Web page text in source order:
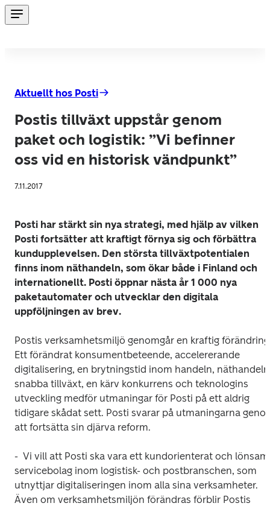
Aktuellt hos Posti
Postis tillväxt uppstår genom
paket och logistik: ”Vi befinner
oss vid en historisk vändpunkt”
7.11.2017
Posti har stärkt sin nya strategi, med hjälp av vilken
Posti fortsätter att kraftigt förnya sig och förbättra
kundupplevelsen. Den största tillväxtpotentialen
finns inom näthandeln, som ökar både i Finland och
internationellt. Posti öppnar nästa år 1 000 nya
paketautomater och utvecklar den digitala
uppföljningen av brev.
Postis verksamhetsmiljö genomgår en kraftig
Ett förändrat konsumentbeteende, accelererande
digitalisering, en brytningstid inom handeln,
snabba tillväxt, en kärv konkurrens och teknologins
utveckling medför utmaningar för Posti på ett aldrig
tidigare skådat sett. Posti svarar på utmaningarna
att fortsätta sin djärva reform.
-  Vi vill att Posti ska vara ett kundorienterat och
servicebolag inom logistisk- och postbranschen, som
utnyttjar digitaliseringen inom alla sina verksamheter.
Även om verksamhetsmiljön förändras förblir Postis